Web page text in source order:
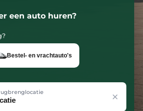
een auto huren?
Bestel- en vrachtauto's